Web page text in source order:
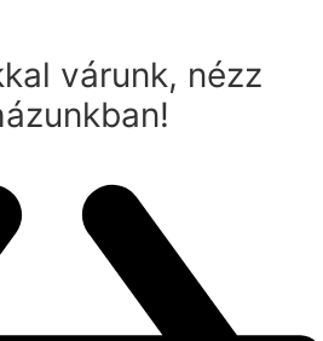
várunk, nézz